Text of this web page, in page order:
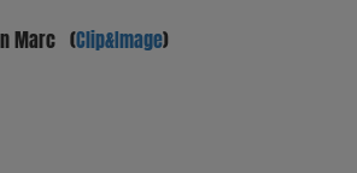
Marc (Clip&Image)